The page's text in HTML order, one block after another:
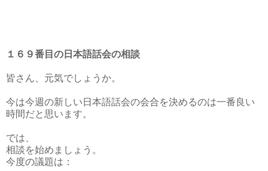
１６９番目の日本語話会の相談
皆さん、元気でしょうか。
今は今週の新しい日本語話会の会合を決めるのは一番良い
時間だと思います。
では、
相談を始めましょう。
今度の議題は：